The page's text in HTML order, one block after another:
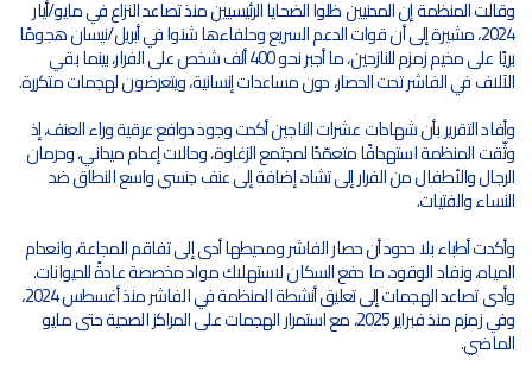
وقالت المنظمة إن المدنيين ظلوا الضحايا الرئيسيين منذ تصاعد النزاع في مايو/أيار
2024، مشيرة إلى أن قوات الدعم السريع وحلفاءها شنوا في أبريل/نيسان هجومًا
بريًا على مخيم زمزم للنازحين، ما أجبر نحو 400 ألف شخص على الفرار، بينما بقي
الآلاف في الفاشر تحت الحصار، دون مساعدات إنسانية، ويتعرضون لهجمات متكررة.
وأفاد التقرير بأن شهادات عشرات الناجين أكدت وجود دوافع عرقية وراء العنف، إذ
وثّقت المنظمة استهدافًا متعمّدًا لمجتمع الزغاوة، وحالات إعدام ميداني، وحرمان
الرجال والأطفال من الفرار إلى تشاد، إضافة إلى عنف جنسي واسع النطاق ضد
النساء والفتيات.
وأكدت أطباء بلا حدود أن حصار الفاشر ومحيطها أدى إلى تفاقم المجاعة، وانعدام
المياه، ونفاد الوقود، ما دفع السكان لاستهلاك مواد مخصصة عادةً للحيوانات.
وأدى تصاعد الهجمات إلى تعليق أنشطة المنظمة في الفاشر منذ أغسطس 2024،
وفي زمزم منذ فبراير 2025، مع استمرار الهجمات على المراكز الصحية حتى مايو
الماضي.